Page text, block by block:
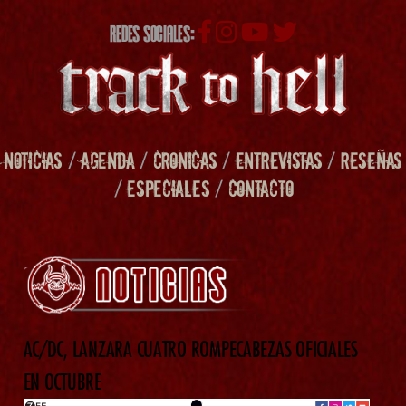
REDES SOCIALES:
NOTICIAS /AGENDA/ CRONICAS/ENTREVISTAS/RESEÑAS
/ESPECIALES/ CONTACTO
AC/DC, LANZARA CUATRO ROMPECABEZAS OFICIALES
EN OCTUBRE